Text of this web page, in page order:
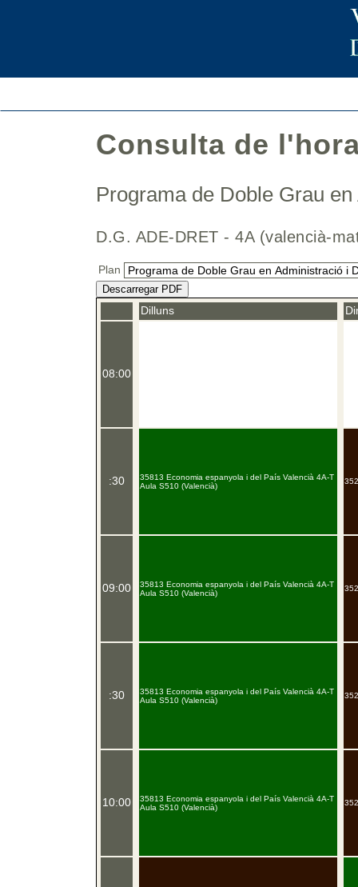
Consulta de
Programa de Doble Grau
D.G. ADE-DRET - 4A (valencià-
Plan
Descarregar PDF
08:00
:30
09:00
:30
10:00
Dilluns
35813 Economia espanyola i del País Valencià 4A-T
Aula S510 (Valencià)
35813 Economia espanyola i del País Valencià 4A-T
Aula S510 (Valencià)
35813 Economia espanyola i del País Valencià 4A-T
Aula S510 (Valencià)
35813 Economia espanyola i del País Valencià 4A-T
Aula S510 (Valencià)